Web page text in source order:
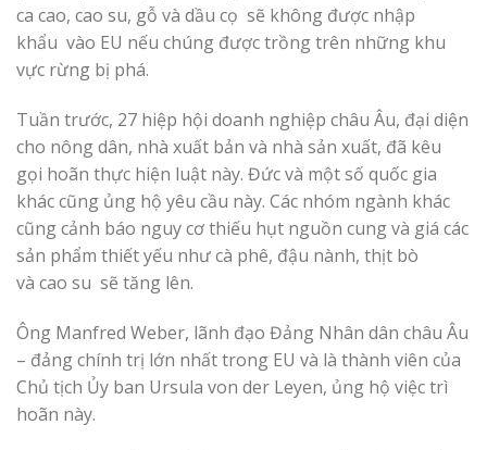
ca cao, cao su, gỗ và dầu cọ sẽ không được nhập
khẩu vào EU nếu chúng được trồng trên những khu
vực rừng bị phá.
Tuần trước, 27 hiệp hội doanh nghiệp châu Âu, đại diện
cho nông dân, nhà xuất bản và nhà sản xuất, đã kêu
gọi hoãn thực hiện luật này. Đức và một số quốc gia
khác cũng ủng hộ yêu cầu này. Các nhóm ngành khác
cũng cảnh báo nguy cơ thiếu hụt nguồn cung và giá các
sản phẩm thiết yếu như cà phê, đậu nành, thịt bò
và cao su sẽ tăng lên.
Ông Manfred Weber, lãnh đạo Đảng Nhân dân châu Âu
– đảng chính trị lớn nhất trong EU và là thành viên của
Chủ tịch Ủy ban Ursula von der Leyen, ủng hộ việc trì
hoãn này.